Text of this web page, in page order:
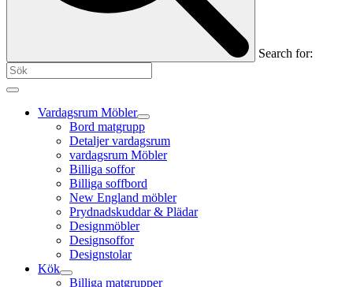
Search for:
Vardagsrum Möbler
Bord matgrupp
Detaljer vardagsrum
vardagsrum Möbler
Billiga soffor
Billiga soffbord
New England möbler
Prydnadskuddar & Plädar
Designmöbler
Designsoffor
Designstolar
Kök
Billiga matgrupper